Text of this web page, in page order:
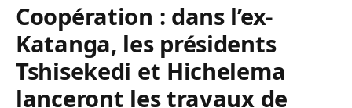
Coopération : dans l’ex-
Katanga, les présidents
Tshisekedi et Hichelema
lanceront les travaux de